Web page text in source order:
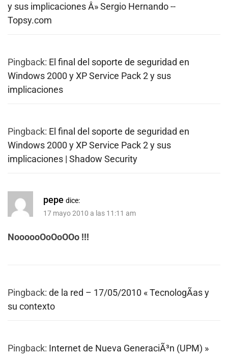
y sus implicaciones Â» Sergio Hernando --
Topsy.com
Pingback: El final del soporte de seguridad en
Windows 2000 y XP Service Pack 2 y sus
implicaciones
Pingback: El final del soporte de seguridad en
Windows 2000 y XP Service Pack 2 y sus
implicaciones | Shadow Security
pepe dice:
17 mayo 2010 a las 11:11 am
NoooooOoOoOOo !!!
Pingback: de la red – 17/05/2010 « TecnologÃ­as y
su contexto
Pingback: Internet de Nueva GeneraciÃ³n (UPM) »